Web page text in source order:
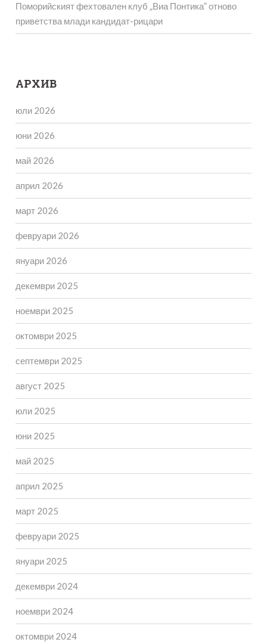
Поморийският фехтовален клуб „Виа Понтика” отново
приветства млади кандидат-рицари
АРХИВ
юли 2026
юни 2026
май 2026
април 2026
март 2026
февруари 2026
януари 2026
декември 2025
ноември 2025
октомври 2025
септември 2025
август 2025
юли 2025
юни 2025
май 2025
април 2025
март 2025
февруари 2025
януари 2025
декември 2024
ноември 2024
октомври 2024